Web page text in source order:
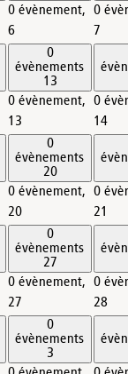
0 évènement,
6
0
7
0
évènements
13
0 évènement,
13
0
14
0
évènements
20
0 évènement,
20
0
21
0
évènements
27
0 évènement,
27
0
28
0
évènements
3